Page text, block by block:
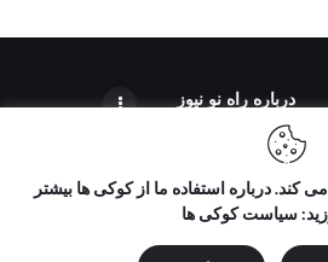
درباره راه‌ نو نیوز
نو نیوز" محفوظ است و هرگونه کپی
کند. درباره استفاده ما از کوکی ها بیشتر
سیاست کوکی ها